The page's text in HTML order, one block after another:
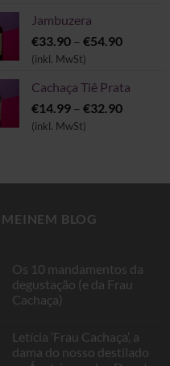
Jambuzera
€33.90 – €54.90
€54.90
(inkl. MwSt)
Cachaça Tiê Prata
€14.99 – €32.90
(inkl. MwSt)
BLOG
Os 10 mandamentos da
degustação (e da Frau
Cachaça)
zu
10
Letícia ‘Frau Cachaça’, a
dama do nosso destilado